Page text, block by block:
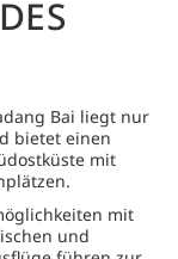
Bai liegt nur
bietet einen
mit
mit
und